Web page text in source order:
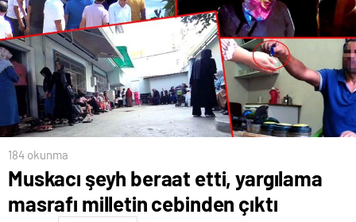
184 okunma
Muskacı şeyh beraat etti, yargılama
masrafı milletin cebinden çıktı